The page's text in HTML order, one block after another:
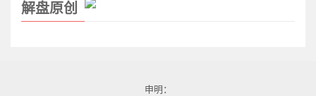
解盘原创
申明：